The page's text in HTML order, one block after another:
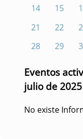
14
15
21
22
28
29
Eventos
julio de 2025
No existe